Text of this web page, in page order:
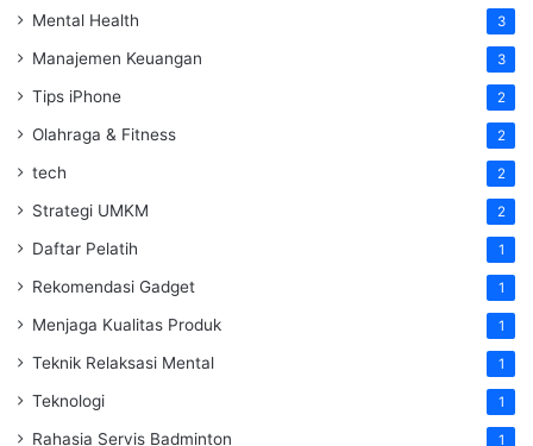
Mental Health 3
Manajemen Keuangan 3
Tips iPhone 2
Olahraga & Fitness 2
tech 2
Strategi UMKM 2
Daftar Pelatih 1
Rekomendasi Gadget 1
Menjaga Kualitas Produk 1
Teknik Relaksasi Mental 1
Teknologi 1
Rahasia Servis Badminton 1